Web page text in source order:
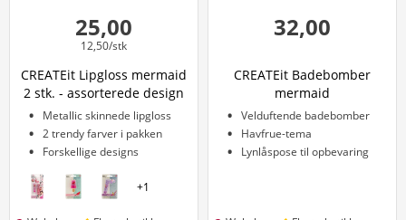
25,00
12,50/stk
CREATEit Lipgloss mermaid
2 stk. - assorterede design
Metallic skinnede lipgloss
2 trendy farver i pakken
Forskellige designs
+1
32,00
CREATEit Badebomber
mermaid
Velduftende badebomber
Havfrue-tema
Lynlåspose til opbevaring